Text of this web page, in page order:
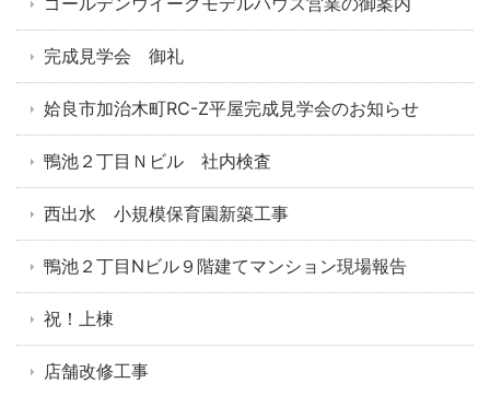
完成見学会 御礼
姶良市加治木町RC-Z平屋完成見学会のお知らせ
鴨池２丁目Ｎビル 社内検査
西出水 小規模保育園新築工事
鴨池２丁目Nビル９階建てマンション現場報告
祝！上棟
店舗改修工事